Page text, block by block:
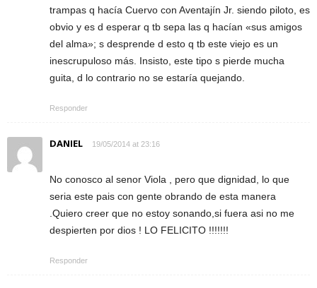
trampas q hacía Cuervo con Aventajín Jr. siendo piloto, es
obvio y es d esperar q tb sepa las q hacían «sus amigos
del alma»; s desprende d esto q tb este viejo es un
inescrupuloso más. Insisto, este tipo s pierde mucha
guita, d lo contrario no se estaría quejando.
Responder
DANIEL 19/05/2014 at 23:16
No conosco al senor Viola , pero que dignidad, lo que
seria este pais con gente obrando de esta manera
.Quiero creer que no estoy sonando,si fuera asi no me
despierten por dios ! LO FELICITO !!!!!!!
Responder